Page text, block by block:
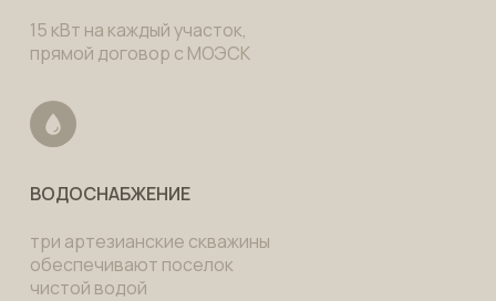
15 кВт на каждый участок,
прямой договор с МОЭСК
ВОДОСНАБЖЕНИЕ
три артезианские скважины
обеспечивают поселок
чистой водой